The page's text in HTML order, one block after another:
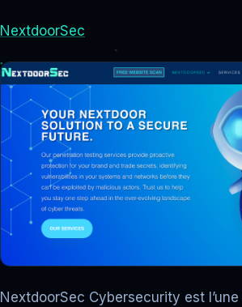
NextdoorSec
NextdoorSec Cybersecurity est